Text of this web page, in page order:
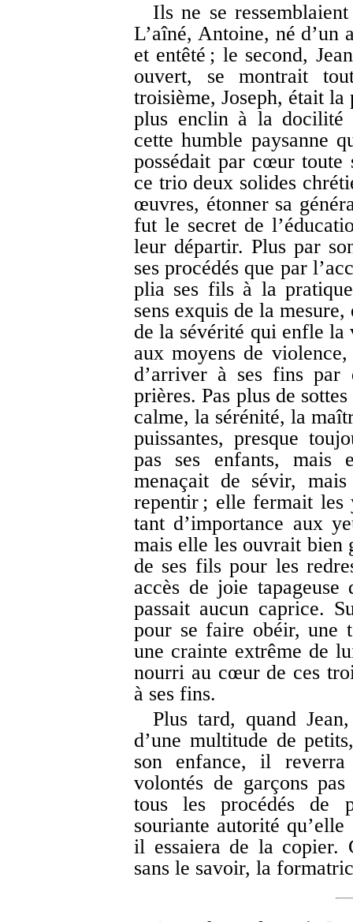
Ils ne se
L’aîné, Antoine, né
et entêté ; le second,
ouvert, se montrait
troisième, Joseph, était
plus enclin à la docilité
cette humble paysanne
possédait par cœur
ce trio deux solides
œuvres, étonner sa
fut le secret de
leur départir. Plus par
ses procédés que par
plia ses fils à la
sens exquis de la
de la sévérité qui enfle
aux moyens de
d’arriver à ses fins par
prières. Pas plus de
calme, la sérénité, la
puissantes, presque
pas ses enfants, mais
menaçait de sévir,
repentir ; elle fermait les
tant d’importance aux
mais elle les ouvrait bien
de ses fils pour les
accès de joie
passait aucun caprice.
pour se faire obéir, une
une crainte extrême de
nourri au cœur de ces
à ses fins.
Plus tard, quand
d’une multitude de
son enfance, il
volontés de garçons
tous les procédés de
souriante autorité
il essaiera de la copier.
sans le savoir, la